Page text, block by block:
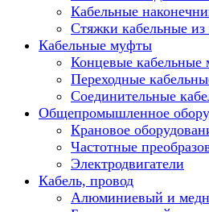
Кабельные
Стяжки кабельные из
Кабельные муфты
Концевые
Переходные
Соединительные
Общепромышленное
Крановое
Частотные
Электродвигатели
Кабель, провод
Алюминиевый и